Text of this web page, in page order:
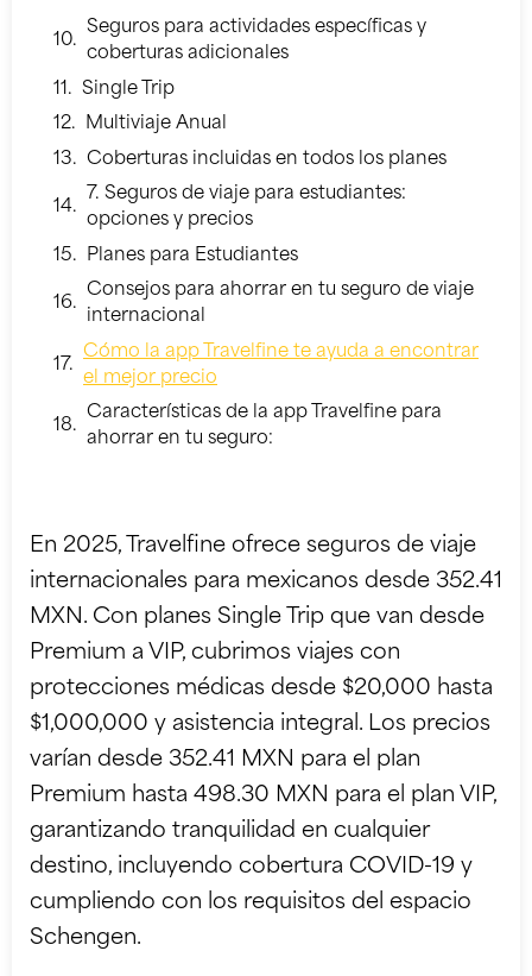
Seguros para actividades específicas y
coberturas adicionales
Single Trip
Multiviaje Anual
Coberturas incluidas en todos los planes
7. Seguros de viaje para estudiantes:
opciones y precios
Planes para Estudiantes
Consejos para ahorrar en tu seguro de viaje
internacional
Cómo la app Travelfine te ayuda a encontrar
el mejor precio
Características de la app Travelfine para
ahorrar en tu seguro:
En 2025, Travelfine ofrece seguros de viaje
internacionales para mexicanos desde 352.41
MXN. Con planes Single Trip que van desde
Premium a VIP, cubrimos viajes con
protecciones médicas desde $20,000 hasta
$1,000,000 y asistencia integral. Los precios
varían desde 352.41 MXN para el plan
Premium hasta 498.30 MXN para el plan VIP,
garantizando tranquilidad en cualquier
destino, incluyendo cobertura COVID-19 y
cumpliendo con los requisitos del espacio
Schengen.